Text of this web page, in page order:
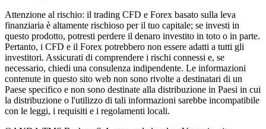
Attenzione al rischio: il trading CFD e Forex basato sulla leva
finanziaria è altamente rischioso per il tuo capitale; se investi in
questo prodotto, potresti perdere il denaro investito in toto o in parte.
Pertanto, i CFD e il Forex potrebbero non essere adatti a tutti gli
investitori. Assicurati di comprendere i rischi connessi e, se
necessario, chiedi una consulenza indipendente. Le informazioni
contenute in questo sito web non sono rivolte a destinatari di un
Paese specifico e non sono destinate alla distribuzione in Paesi in cui
la distribuzione o l'utilizzo di tali informazioni sarebbe incompatibile
con le leggi, i requisiti e i regolamenti locali.